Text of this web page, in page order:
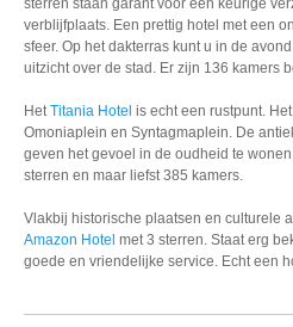
sterren staan garant voor een keurige
verblijfplaats. Een prettig hotel met een
sfeer. Op het dakterras kunt u in de
uitzicht over de stad. Er zijn 136 kamers
HetTitania Hotel is echt een rustpunt.
Omoniaplein en Syntagmaplein. De
geven het gevoel in de oudheid te
sterren en maar liefst 385 kamers.
Vlakbij historische plaatsen en culturele
Amazon Hotel met 3 sterren. Staat erg
goede en vriendelijke service. Echt een